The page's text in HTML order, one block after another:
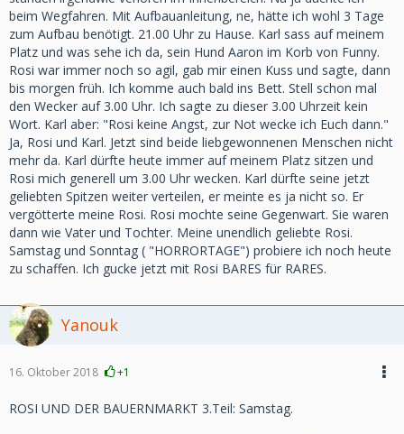
beim Wegfahren. Mit Aufbauanleitung, ne, hätte ich wohl 3 Tage
zum Aufbau benötigt. 21.00 Uhr zu Hause. Karl sass auf meinem
Platz und was sehe ich da, sein Hund Aaron im Korb von Funny.
Rosi war immer noch so agil, gab mir einen Kuss und sagte, dann
bis morgen früh. Ich komme auch bald ins Bett. Stell schon mal
den Wecker auf 3.00 Uhr. Ich sagte zu dieser 3.00 Uhrzeit kein
Wort. Karl aber: "Rosi keine Angst, zur Not wecke ich Euch dann."
Ja, Rosi und Karl. Jetzt sind beide liebgewonnenen Menschen nicht
mehr da. Karl dürfte heute immer auf meinem Platz sitzen und
Rosi mich generell um 3.00 Uhr wecken. Karl dürfte seine jetzt
geliebten Spitzen weiter verteilen, er meinte es ja nicht so. Er
vergötterte meine Rosi. Rosi mochte seine Gegenwart. Sie waren
dann wie Vater und Tochter. Meine unendlich geliebte Rosi.
Samstag und Sonntag ( "HORRORTAGE") probiere ich noch heute
zu schaffen. Ich gucke jetzt mit Rosi BARES für RARES.
Yanouk
16. Oktober 2018 +1
ROSI UND DER BAUERNMARKT 3.Teil: Samstag.